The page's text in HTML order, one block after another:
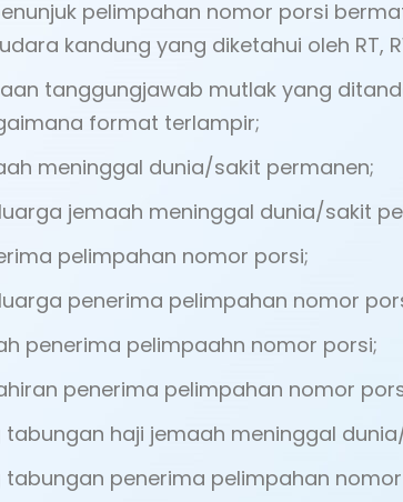
pelimpahan nomor porsi
kandung yang diketahui oleh
tanggungjawab mutlak yang
format terlampir;
meninggal dunia/sakit permanen;
jemaah meninggal dunia/sakit
pelimpahan nomor porsi;
penerima pelimpahan nomor
penerima pelimpaahn nomor porsi;
penerima pelimpahan nomor
tabungan haji jemaah meninggal
tabungan penerima pelimpahan